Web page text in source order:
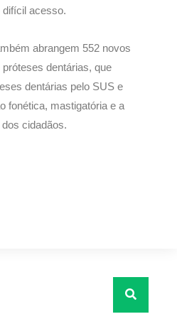
difícil acesso.
abrangem 552 novos
próteses dentárias, que
dentárias pelo SUS e
fonética, mastigatória e a
cidadãos.